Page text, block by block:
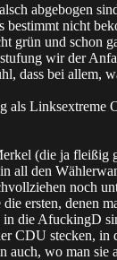
abgebogen
bestimmt nicht
grün und schon
wir der
dass bei allem,
als Linksextreme
(die ja fleißig
all den
noch
ersten, denen
die AfuckingD
CDU stecken, in
auch, wo man sie